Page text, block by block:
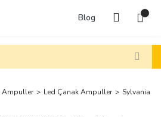
Blog
Ampuller Led Çanak Ampuller Sylvania